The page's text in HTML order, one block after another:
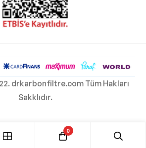
drkarbonfiltre.com Tüm Hakları
Sakklıdır.
0